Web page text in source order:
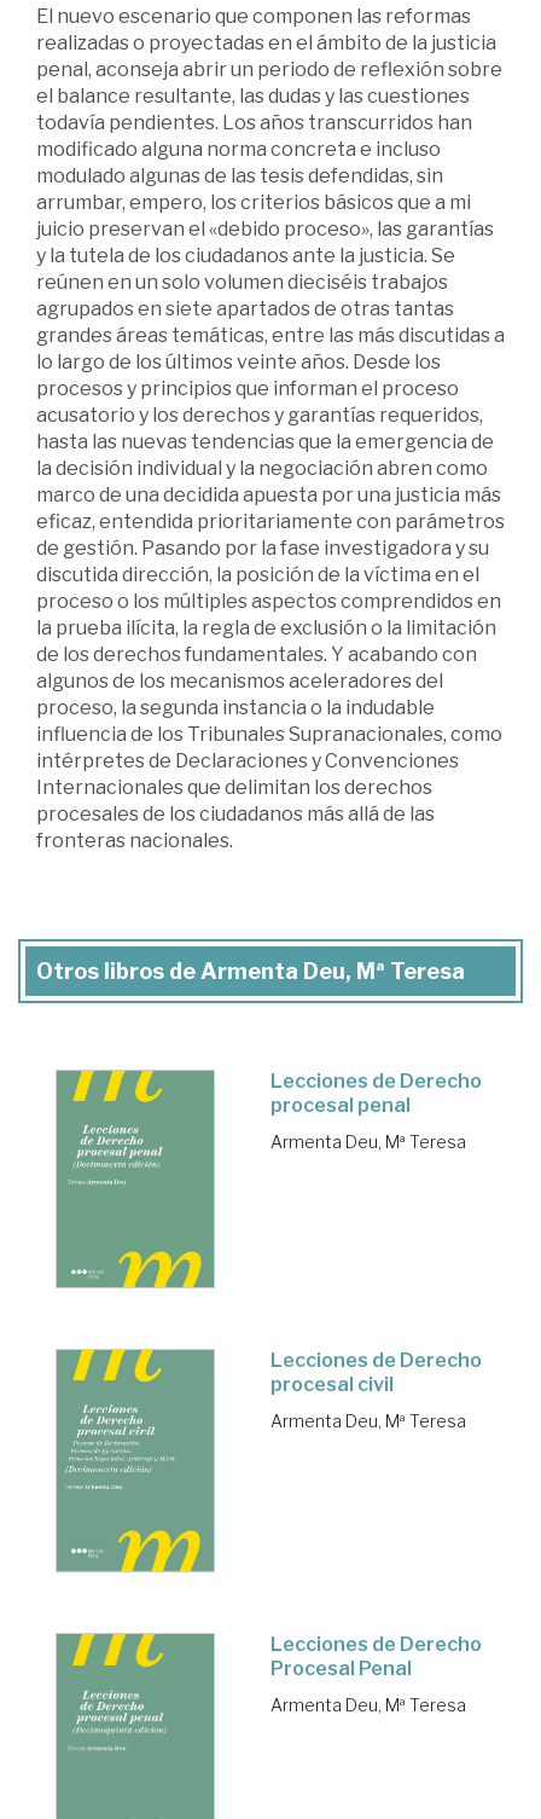
El nuevo escenario que componen las reformas
realizadas o proyectadas en el ámbito de la justicia
penal, aconseja abrir un periodo de reflexión sobre
el balance resultante, las dudas y las cuestiones
todavía pendientes. Los años transcurridos han
modificado alguna norma concreta e incluso
modulado algunas de las tesis defendidas, sin
arrumbar, empero, los criterios básicos que a mi
juicio preservan el «debido proceso», las garantías
y la tutela de los ciudadanos ante la justicia. Se
reúnen en un solo volumen dieciséis trabajos
agrupados en siete apartados de otras tantas
grandes áreas temáticas, entre las más discutidas a
lo largo de los últimos veinte años. Desde los
procesos y principios que informan el proceso
acusatorio y los derechos y garantías requeridos,
hasta las nuevas tendencias que la emergencia de
la decisión individual y la negociación abren como
marco de una decidida apuesta por una justicia más
eficaz, entendida prioritariamente con parámetros
de gestión. Pasando por la fase investigadora y su
discutida dirección, la posición de la víctima en el
proceso o los múltiples aspectos comprendidos en
la prueba ilícita, la regla de exclusión o la limitación
de los derechos fundamentales. Y acabando con
algunos de los mecanismos aceleradores del
proceso, la segunda instancia o la indudable
influencia de los Tribunales Supranacionales, como
intérpretes de Declaraciones y Convenciones
Internacionales que delimitan los derechos
procesales de los ciudadanos más allá de las
fronteras nacionales.
Otros libros de Armenta Deu, Mª Teresa
Lecciones de Derecho
procesal penal
Armenta Deu, Mª Teresa
Lecciones de Derecho
procesal civil
Armenta Deu, Mª Teresa
Lecciones de Derecho
Procesal Penal
Armenta Deu, Mª Teresa